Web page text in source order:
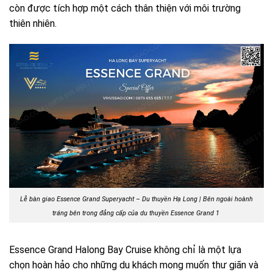
còn được tích hợp một cách thân thiện với môi trường
thiên nhiên.
Lễ bàn giao Essence Grand Superyacht – Du thuyền Hạ Long | Bên ngoài hoành
tráng bên trong đẳng cấp của du thuyền Essence Grand 1
Essence Grand Halong Bay Cruise không chỉ là một lựa
chọn hoàn hảo cho những du khách mong muốn thư giãn và